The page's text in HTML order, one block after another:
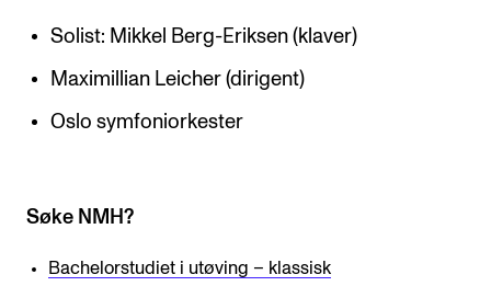
Solist: Mikkel Berg-Eriksen (klaver)
Maximillian Leicher (dirigent)
Oslo symfoniorkester
Søke NMH?
Bachelorstudiet i utøving – klassisk